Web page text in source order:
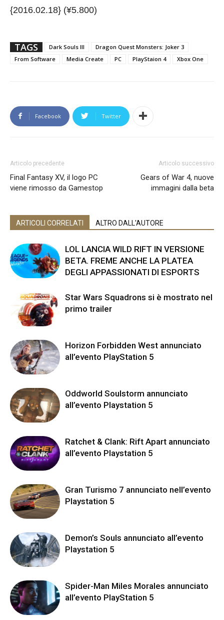
{2016.02.18} (¥5.800)
TAGS Dark Souls III
Dragon Quest Monsters: Joker 3
From Software
Media Create PC PlayStaion 4 Xbox One
Facebook Twitter
Articolo precedente
Final Fantasy XV, il logo PC
viene rimosso da Gamestop
Articolo successivo
Gears of War 4, nuove
immagini dalla beta
ARTICOLI CORRELATI ALTRO DALL'AUTORE
LOL LANCIA WILD RIFT IN VERSIONE
BETA. FREME ANCHE LA PLATEA
DEGLI APPASSIONATI DI ESPORTS
Star Wars Squadrons si è mostrato nel
primo trailer
Horizon Forbidden West annunciato
all’evento PlayStation 5
Oddworld Soulstorm annunciato
all’evento Playstation 5
Ratchet & Clank: Rift Apart annunciato
all’evento Playstation 5
Gran Turismo 7 annunciato nell’evento
Playstation 5
Demon’s Souls annunciato all’evento
Playstation 5
Spider-Man Miles Morales annunciato
all’evento PlayStation 5